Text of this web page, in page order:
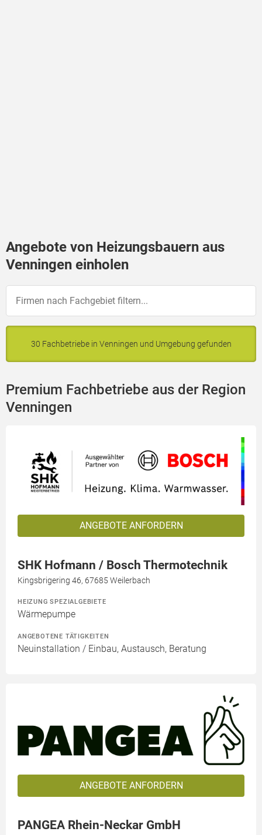
Angebote von Heizungsbauern aus
Venningen einholen
30 Fachbetriebe in Venningen und Umgebung gefunden
Premium Fachbetriebe aus der Region
Venningen
ANGEBOTE ANFORDERN
SHK Hofmann / Bosch Thermotechnik
Kingsbrigering 46, 67685 Weilerbach
HEIZUNG SPEZIALGEBIETE
Wärmepumpe
ANGEBOTENE TÄTIGKEITEN
Neuinstallation / Einbau, Austausch, Beratung
ANGEBOTE ANFORDERN
PANGEA Rhein-Neckar GmbH